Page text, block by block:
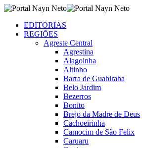
EDITORIAS
REGIÕES
Agreste Central
Agrestina
Alagoinha
Altinho
Barra de Guabiraba
Belo Jardim
Bezerros
Bonito
Brejo da Madre de Deus
Cachoeirinha
Camocim de São Felix
Caruaru